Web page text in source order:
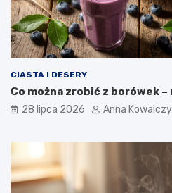
CIASTA I DESERY
Co można zrobić z borówek
28 lipca 2026 Anna